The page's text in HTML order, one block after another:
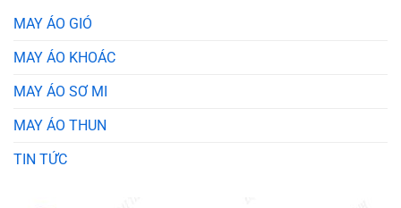
MAY ÁO GIÓ
MAY ÁO KHOÁC
MAY ÁO SƠ MI
MAY ÁO THUN
TIN TỨC